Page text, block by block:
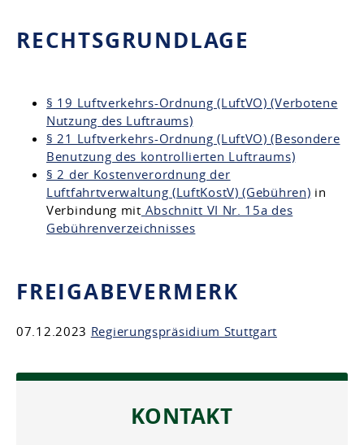
RECHTSGRUNDLAGE
§ 19 Luftverkehrs-Ordnung (LuftVO) (Verbotene
Nutzung des Luftraums)
§ 21 Luftverkehrs-Ordnung (LuftVO) (Besondere
Benutzung des kontrollierten Luftraums)
§ 2 der Kostenverordnung der
Luftfahrtverwaltung (LuftKostV) (Gebühren) in
Verbindung mit Abschnitt VI Nr. 15a des
Gebührenverzeichnisses
FREIGABEVERMERK
07.12.2023 Regierungspräsidium Stuttgart
KONTAKT